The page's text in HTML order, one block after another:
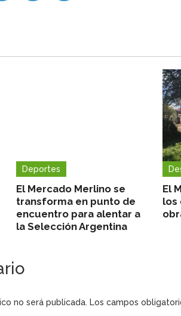
Deportes
El Mercado Merlino se
transforma en punto de
encuentro para alentar a
la Selección Argentina
El
los
no será publicada. Los campos